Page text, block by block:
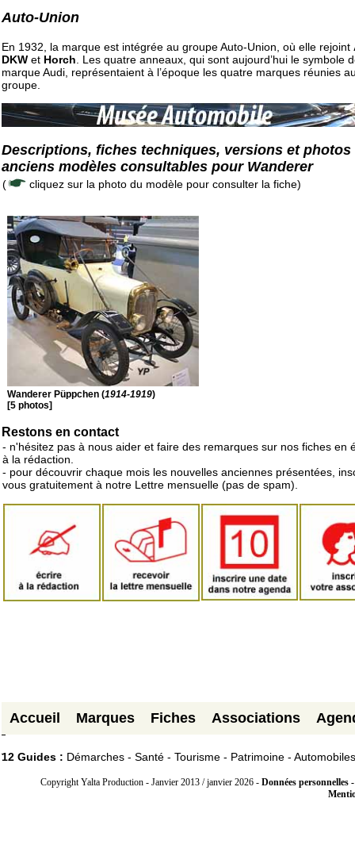
Auto-Union
En 1932, la marque est intégrée au groupe Auto-Union, où elle rejoint
DKW et Horch. Les quatre anneaux, qui sont aujourd’hui le symbole
marque Audi, représentaient à l’époque les quatre marques réunies
groupe.
Descriptions, fiches techniques, versions et photos
anciens modèles consultables pour Wanderer
( cliquez sur la photo du modèle pour consulter la fiche)
Wanderer Püppchen (1914-1919)
[5 photos]
Restons en contact
- n'hésitez pas à nous aider et faire des remarques sur nos fiches en
à la rédaction.
- pour découvrir chaque mois les nouvelles anciennes présentées,
vous gratuitement à notre Lettre mensuelle (pas de spam).
Accueil Marques Fiches Associations
12 Guides : Démarches - Santé - Tourisme - Patrimoine - Automobiles
Copyright Yalta Production - Janvier 2013 / janvier 2026 - Données personnelles